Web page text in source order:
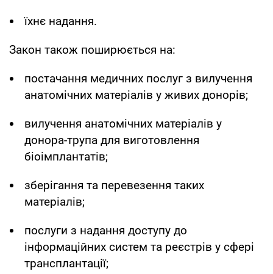
їхнє надання.
Закон також поширюється на:
постачання медичних послуг з вилучення
анатомічних матеріалів у живих донорів;
вилучення анатомічних матеріалів у
донора-трупа для виготовлення
біоімплантатів;
зберігання та перевезення таких
матеріалів;
послуги з надання доступу до
інформаційних систем та реєстрів у сфері
трансплантації;